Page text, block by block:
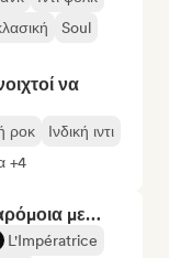
Soul
να
ροκ
Ινδική ιντι
+4
με…
L'Impératrice